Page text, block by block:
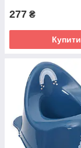
277 ₴
Купити